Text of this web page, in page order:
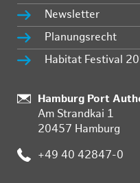
Newsletter
Planungsrecht
Habitat Festival
Standort:
Hamburg Port
Am Strandkai 1
20457 Hamburg
Telefon:
+49 40 42847-0